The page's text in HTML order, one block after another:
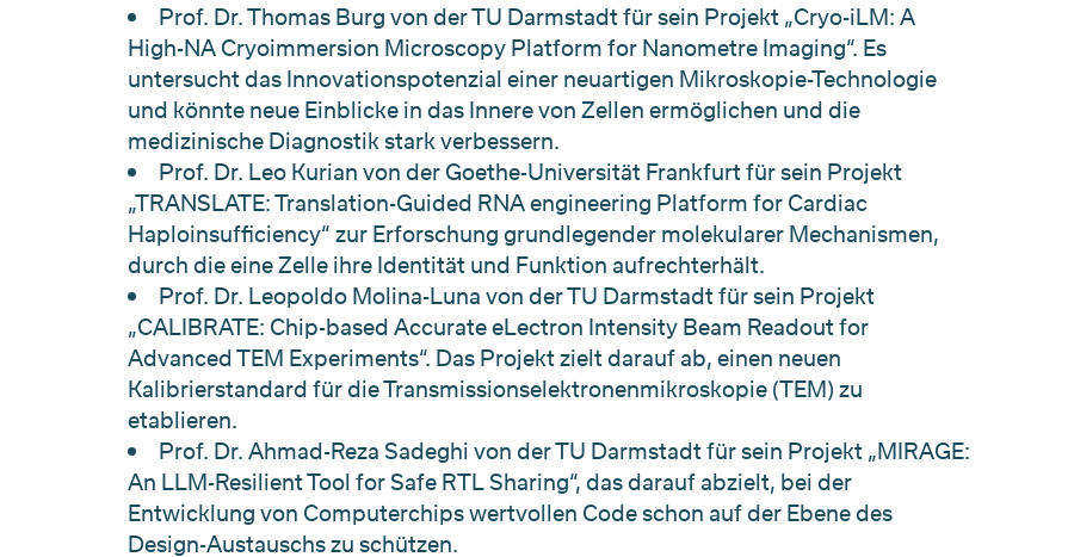
Prof. Dr. Thomas Burg von der TU Darmstadt für sein Projekt „Cryo-iLM: A
High-NA Cryoimmersion Microscopy Platform for Nanometre Imaging“. Es
untersucht das Innovationspotenzial einer neuartigen Mikroskopie-Technologie
und könnte neue Einblicke in das Innere von Zellen ermöglichen und die
medizinische Diagnostik stark verbessern.
Prof. Dr. Leo Kurian von der Goethe-Universität Frankfurt für sein Projekt
„TRANSLATE: Translation-Guided RNA engineering Platform for Cardiac
Haploinsufficiency“ zur Erforschung grundlegender molekularer Mechanismen,
durch die eine Zelle ihre Identität und Funktion aufrechterhält.
Prof. Dr. Leopoldo Molina-Luna von der TU Darmstadt für sein Projekt
„CALIBRATE: Chip-based Accurate eLectron Intensity Beam Readout for
Advanced TEM Experiments“. Das Projekt zielt darauf ab, einen neuen
Kalibrierstandard für die Transmissionselektronenmikroskopie (TEM) zu
etablieren.
Prof. Dr. Ahmad-Reza Sadeghi von der TU Darmstadt für sein Projekt „MIRAGE:
An LLM-Resilient Tool for Safe RTL Sharing“, das darauf abzielt, bei der
Entwicklung von Computerchips wertvollen Code schon auf der Ebene des
Design-Austauschs zu schützen.